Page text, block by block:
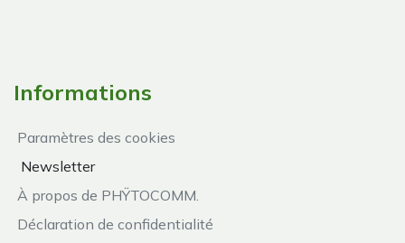
Informations
Paramètres des cookies
Newsletter
À propos de PHŸTOCOMM.
Déclaration de confidentialité